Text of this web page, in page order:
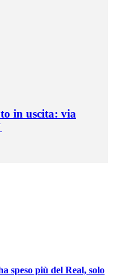
in uscita: via
speso più del Real, solo